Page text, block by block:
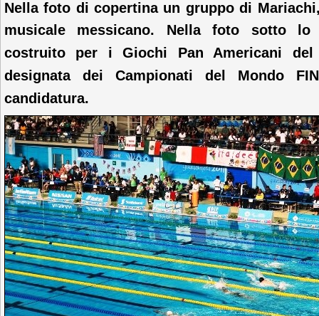
Nella foto di copertina un gruppo di
musicale messicano. Nella foto sotto
costruito per i Giochi Pan Americani del
designata dei Campionati del Mondo
candidatura.